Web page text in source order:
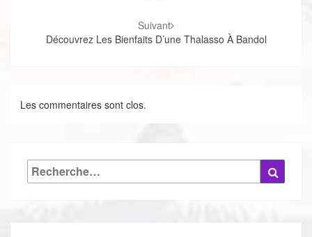
Suivant
Découvrez Les Bienfaits D’une Thalasso À Bandol
Les commentaires sont clos.
Rechercher :